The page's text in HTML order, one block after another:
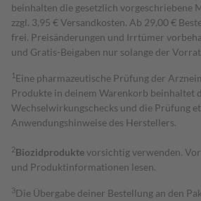
beinhalten die gesetzlich vorgeschriebene
zzgl. 3,95 € Versandkosten. Ab 29,00 €
frei. Preisänderungen und Irrtümer
und Gratis-Beigaben nur solange der
1 Eine pharmazeutische Prüfung der
Produkte in deinem Warenkorb beinhaltet
Wechselwirkungschecks und die Prüfung
Anwendungshinweise des Herstellers.
2Biozidproduktevorsichtig verwenden.
und Produktinformationen lesen.
3Die Übergabe deiner Bestellung an den